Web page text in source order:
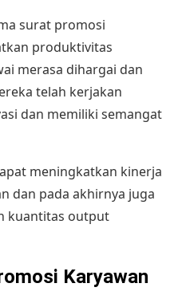
surat promosi
produktivitas
merasa dihargai dan
telah kerjakan
dan memiliki semangat
meningkatkan kinerja
dan pada akhirnya juga
kuantitas output
Karyawan